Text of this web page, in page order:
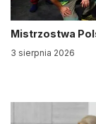
Mistrzostwa
3 sierpnia 2026